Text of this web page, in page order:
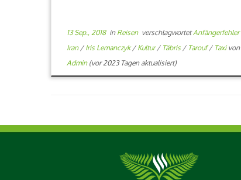
13 Sep., 2018in Reisen verschlagwortetAnfängerfehler
Iran / Iris Lemanczyk/ Kultur/ Täbris / Tarouf/ Taxi von
Admin(vor 2023 Tagen aktualisiert)